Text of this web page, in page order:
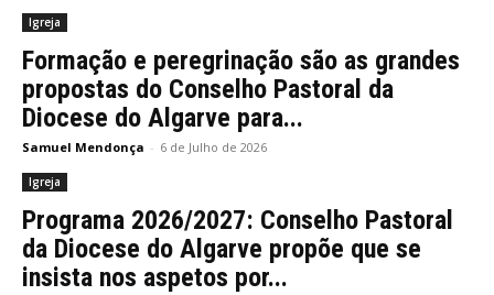
Igreja
Formação e peregrinação são as grandes
propostas do Conselho Pastoral da
Diocese do Algarve para...
Samuel Mendonça - 6 de Julho de 2026
Igreja
Programa 2026/2027: Conselho Pastoral
da Diocese do Algarve propõe que se
insista nos aspetos por...